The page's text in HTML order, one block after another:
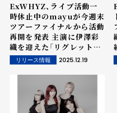
ExWHYZ、ライブ活動一
時休止中のmayuが今週末
ツアーファイナルから活動
再開を発表 主演に伊澤彩
織を迎えた「リグレット」
MVメイキング映像を12月
19日にプレミア公開！
リリース情報 2025.12.19
織